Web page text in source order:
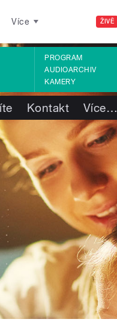
ŽIVĚ
Více
PROGRAM
AUDIOARCHIV
KAMERY
Kontakt Více…